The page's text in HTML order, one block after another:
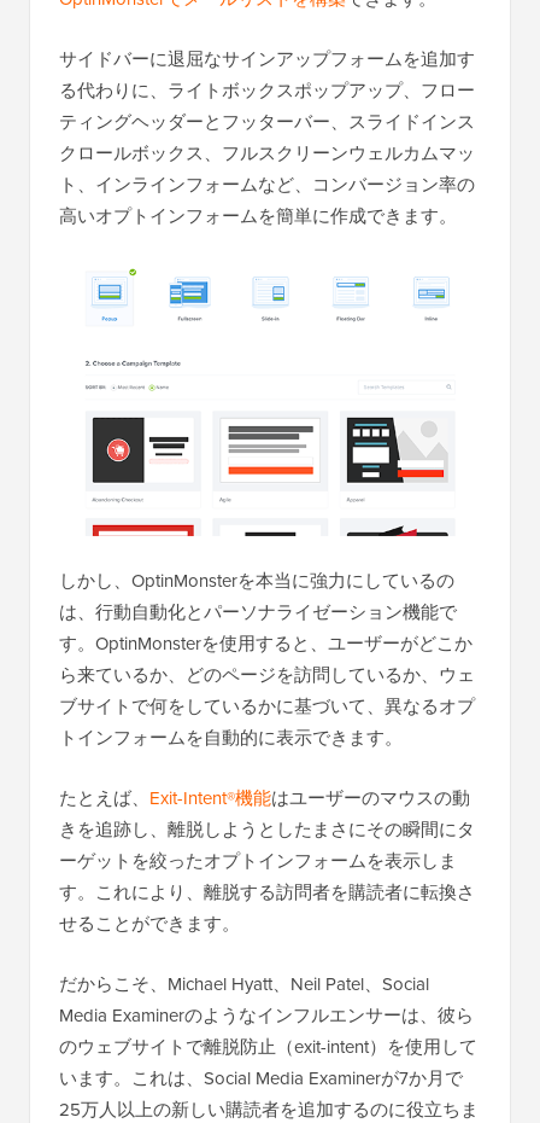
サイドバーに退屈なサインアップフォームを追加す
る代わりに、ライトボックスポップアップ、フロー
ティングヘッダーとフッターバー、スライドインス
クロールボックス、フルスクリーンウェルカムマッ
ト、インラインフォームなど、コンバージョン率の
高いオプトインフォームを簡単に作成できます。
しかし、OptinMonsterを本当に強力にしているの
は、行動自動化とパーソナライゼーション機能で
す。OptinMonsterを使用すると、ユーザーがどこか
ら来ているか、どのページを訪問しているか、ウェ
ブサイトで何をしているかに基づいて、異なるオプ
トインフォームを自動的に表示できます。
たとえば、 Exit-Intent®機能はユーザーのマウスの動
きを追跡し、離脱しようとしたまさにその瞬間にタ
ーゲットを絞ったオプトインフォームを表示しま
す。これにより、離脱する訪問者を購読者に転換さ
せることができます。
だからこそ、Michael Hyatt、Neil Patel、Social
Media Examinerのようなインフルエンサーは、彼ら
のウェブサイトで離脱防止（exit-intent）を使用して
います。これは、Social Media Examinerが7か月で
25万人以上の新しい購読者を追加するのに役立ちま